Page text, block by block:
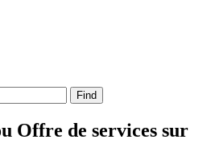
Find
Offre de services sur